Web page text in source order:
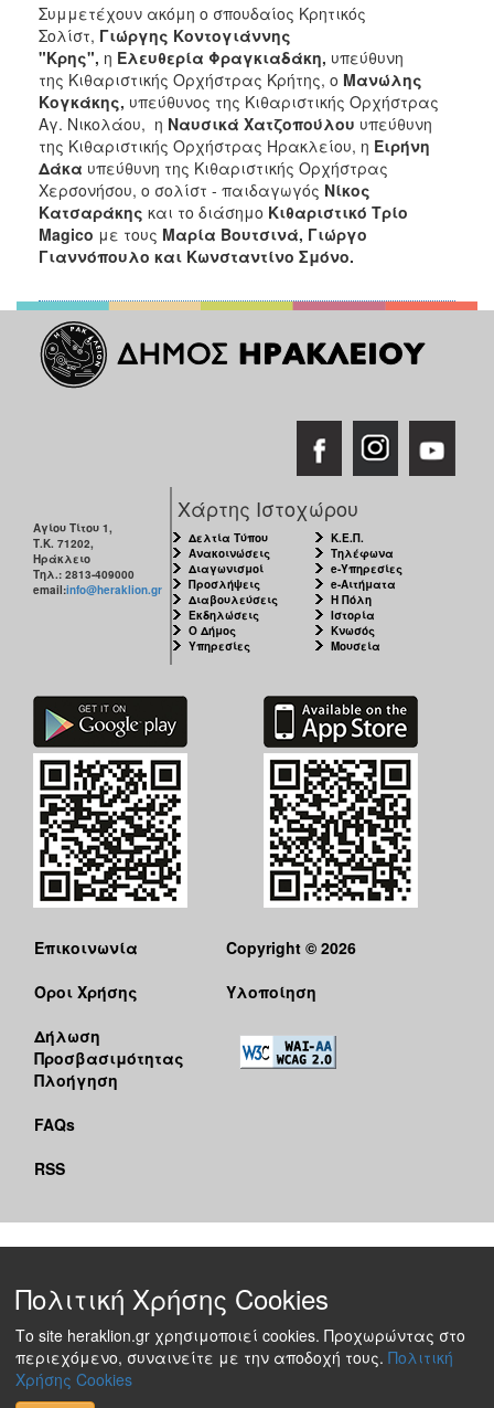
Συμμετέχουν ακόμη ο σπουδαίος Κρητικός
Σολίστ, Γιώργης Κοντογιάννης
"Κρης", η Ελευθερία Φραγκιαδάκη, υπεύθυνη
της Κιθαριστικής Ορχήστρας Κρήτης, ο Μανώλης
Κογκάκης, υπεύθυνος της Κιθαριστικής Ορχήστρας
Αγ. Νικολάου, η Ναυσικά Χατζοπούλου υπεύθυνη
της Κιθαριστικής Ορχήστρας Ηρακλείου, η Ειρήνη
Δάκα υπεύθυνη της Κιθαριστικής Ορχήστρας
Χερσονήσου, ο σολίστ - παιδαγωγός Νίκος
Κατσαράκης και το διάσημο Κιθαριστικό Τρίο
Magico με τους Μαρία Βουτσινά, Γιώργο
Γιαννόπουλο και Κωνσταντίνο Σμόνο.
Αγίου Τίτου 1,
Τ.Κ. 71202,
Ηράκλειο
Τηλ.: 2813-409000
email:info@heraklion.gr
Χάρτης Ιστοχώρου
Δελτία Τύπου
Ανακοινώσεις
Διαγωνισμοί
Προσλήψεις
Διαβουλεύσεις
Εκδηλώσεις
Ο Δήμος
Υπηρεσίες
Κ.Ε.Π.
Τηλέφωνα
e-Υπηρεσίες
e-Αιτήματα
Η Πόλη
Ιστορία
Κνωσός
Μουσεία
Επικοινωνία
Όροι Χρήσης
Δήλωση
Προσβασιμότητας
Πλοήγηση
FAQs
RSS
Copyright © 2026
Υλοποίηση
Πολιτική Χρήσης Cookies
Το site heraklion.gr χρησιμοποιεί cookies. Προχωρώντας στο
περιεχόμενο, συναινείτε με την αποδοχή τους. Πολιτική
Χρήσης Cookies